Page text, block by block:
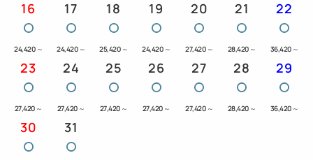
16
24,420 ～
17
24,420 ～
18
25,420 ～
19
24,420 ～
20
27,420 ～
21
28,420 ～
22
36,420 ～
23
27,420 ～
24
27,420 ～
25
27,420 ～
26
27,420 ～
27
27,420 ～
28
28,420 ～
29
36,420 ～
30 31